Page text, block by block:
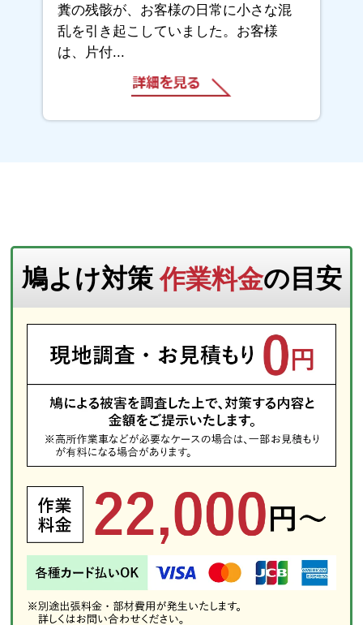
｜津田町｜堤町｜津門 綾羽町｜津門 飯
田町｜津門 稲荷町｜津門 大箇町｜津
門 大塚町｜津門 呉羽町｜津門 住江町
｜津門 西口町｜津門 仁辺町｜津門 宝
津町｜津門川町｜天道町｜常磐町｜戸崎町
｜戸田町｜殿山町｜中島町｜中須佐町｜中
瀬 高台｜生瀬町｜生瀬武庫川町｜鳴尾町
｜鳴尾浜｜南郷町｜仁川 五ケ山町｜仁
川 百合野町｜仁川町｜西田町｜西宮浜｜
西波止町｜西平町｜能登町｜野間町｜羽衣
町｜櫨塚町｜花園町｜花の峯｜馬場町｜浜
甲子園｜浜町｜浜松原町｜浜脇町｜林田町
｜東鳴尾町｜東浜町｜東町｜東山台｜毘沙
門町｜樋之池町｜樋ノ口町｜日野町｜平木
町｜平松町｜広田町｜深津町｜深谷町｜伏
原町｜二見町｜古川町｜分銅町｜宝生ケ丘
｜松風町｜松ケ丘町｜松下町｜松園町｜松
並町｜松原町｜松山町｜丸橋町｜満池谷町
｜美作町｜南甲子園｜南越木岩町｜南昭和
町｜宮西町｜宮前町｜武庫川町｜室川町｜
森下町｜門前町｜門戸 岡田町｜門戸 東
町｜門戸 西町｜門戸荘｜薬師町｜屋敷町
｜安井町｜柳本町｜山口町 上山口｜山口
糞の残骸が、お客様の日常に小さな混
乱を引き起こしていました。お客様
は、片付...
鳩よけ対策作業料金の目安